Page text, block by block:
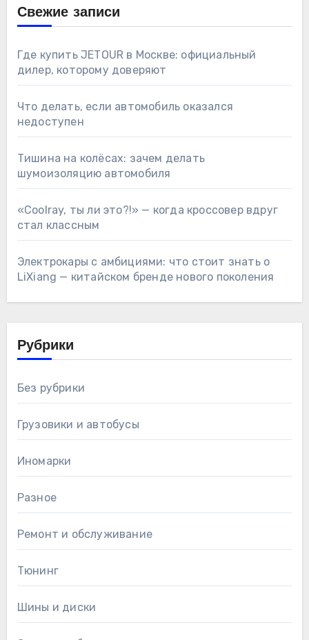
Свежие записи
Где купить JETOUR в Москве: официальный
дилер, которому доверяют
Что делать, если автомобиль оказался
недоступен
Тишина на колёсах: зачем делать
шумоизоляцию автомобиля
«Coolray, ты ли это?!» — когда кроссовер вдруг
стал классным
Электрокары с амбициями: что стоит знать о
LiXiang — китайском бренде нового поколения
Рубрики
Без рубрики
Грузовики и автобусы
Иномарки
Разное
Ремонт и обслуживание
Тюнинг
Шины и диски